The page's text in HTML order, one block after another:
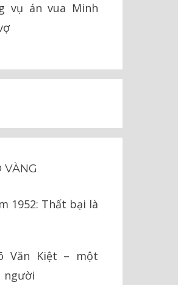
vụ án vua Minh
VÀNG
1952: Thất bại là
Văn Kiệt – một
người